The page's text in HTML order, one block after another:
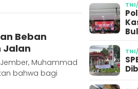
Beban
Jalan
Muhammad
bahwa bagi